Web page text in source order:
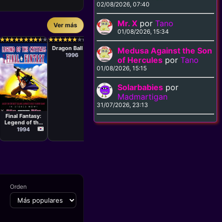
Ver más
★
★★
★★
★★
★★
★★
★★
★★
★★
★★
★
Serie
Naoto Kanda,
Rintaro,
Tomihiko
Ohkubo
Final Fantasy:
Legend of the
Crystals
1994
★
★★
★★
★★
★★
★★
★★
★★
★ ★
★
Serie
Osamu Kasai,
Hashimoto,
Yoshihiro
Dragon Ball GT
1996
★
★★
★★
★★
★★
★★
★★
★★
★★
★★
★
Serie
Daisuke
Shigeyasu
Yamauchi,
Yoshihiro
Ueda, Mitsuo
Hashimoto,
Kazuhito
Kikuchi,
Junichi Fujise,
Minoru
Okazaki,
Masahiro
Hosoda,
Osamu Kasai,
Kazuhisa
Takenouchi
DBZ
1989
★
★★
★★
★★
★★
★★
★★
★★
★★
★★
★
Serie
Takashi Anno
Blood Reign:
Curse of the
Yoma
1989
★
★★
★★
★★
★★
★
Ken
His
Orden
02/08/2026, 07:40
Mr. X porTano
01/08/2026, 15:34
Medusa Against the Son
of Hercules porTano
01/08/2026, 15:15
Solarbabies por
Madmartigan
31/07/2026, 23:13